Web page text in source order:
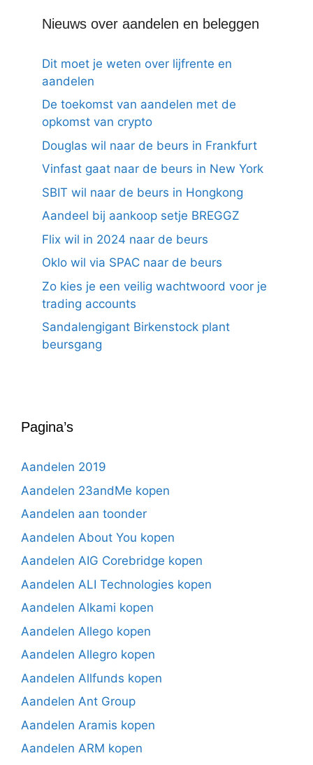
Nieuws over aandelen en beleggen
Dit moet je weten over lijfrente en
aandelen
De toekomst van aandelen met de
opkomst van crypto
Douglas wil naar de beurs in Frankfurt
Vinfast gaat naar de beurs in New York
SBIT wil naar de beurs in Hongkong
Aandeel bij aankoop setje BREGGZ
Flix wil in 2024 naar de beurs
Oklo wil via SPAC naar de beurs
Zo kies je een veilig wachtwoord voor je
trading accounts
Sandalengigant Birkenstock plant
beursgang
Pagina’s
Aandelen 2019
Aandelen 23andMe kopen
Aandelen aan toonder
Aandelen About You kopen
Aandelen AIG Corebridge kopen
Aandelen ALI Technologies kopen
Aandelen Alkami kopen
Aandelen Allego kopen
Aandelen Allegro kopen
Aandelen Allfunds kopen
Aandelen Ant Group
Aandelen Aramis kopen
Aandelen ARM kopen